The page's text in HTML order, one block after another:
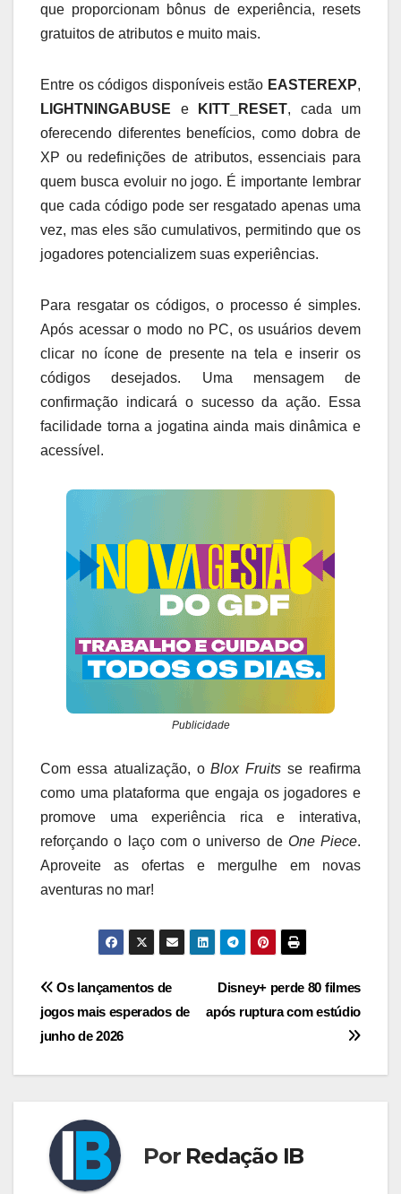
que proporcionam bônus de experiência, resets
gratuitos de atributos e muito mais.
Entre os códigos disponíveis estão EASTEREXP,
LIGHTNINGABUSE e KITT_RESET, cada um
oferecendo diferentes benefícios, como dobra de
XP ou redefinições de atributos, essenciais para
quem busca evoluir no jogo. É importante lembrar
que cada código pode ser resgatado apenas uma
vez, mas eles são cumulativos, permitindo que os
jogadores potencializem suas experiências.
Para resgatar os códigos, o processo é simples.
Após acessar o modo no PC, os usuários devem
clicar no ícone de presente na tela e inserir os
códigos desejados. Uma mensagem de
confirmação indicará o sucesso da ação. Essa
facilidade torna a jogatina ainda mais dinâmica e
acessível.
Publicidade
Com essa atualização, oBlox Fruits se reafirma
como uma plataforma que engaja os jogadores e
promove uma experiência rica e interativa,
reforçando o laço com o universo de One Piece.
Aproveite as ofertas e mergulhe em novas
aventuras no mar!
Navegação
de
Post
Disney+ perde 80 filmes
após ruptura com estúdio
Os lançamentos de
jogos mais esperados de
junho de 2026
Por Redação IB